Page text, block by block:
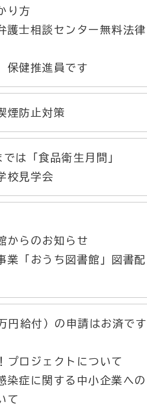
り方
士相談センター無料法律
保健推進員です
煙防止対策
は「食品衛生月間」
校見学会
からのお知らせ
「おうち図書館」図書配
円給付）の申請はお済です
ロジェクトについて
症に関する中小企業への
て